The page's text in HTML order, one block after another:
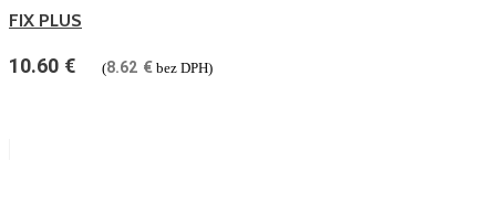
FIX PLUS
10.60 € (8.62 € bez DPH)